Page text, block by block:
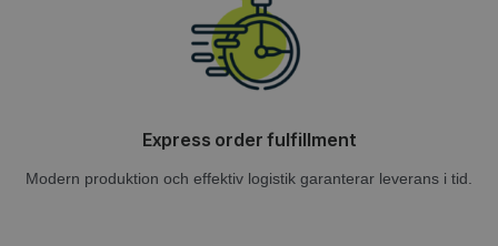
Express order fulfillment
Modern produktion och effektiv logistik garanterar leverans i tid.